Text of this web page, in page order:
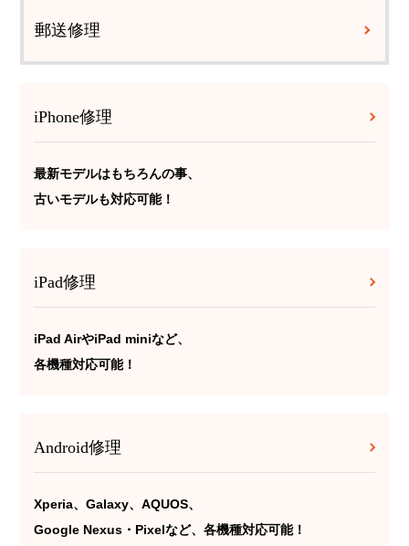
郵送修理
iPhone修理
最新モデルはもちろんの事、
古いモデルも対応可能！
iPad修理
iPad AirやiPad miniなど、
各機種対応可能！
Android修理
Xperia、Galaxy、AQUOS、
Google Nexus・Pixelなど、各機種対応可能！